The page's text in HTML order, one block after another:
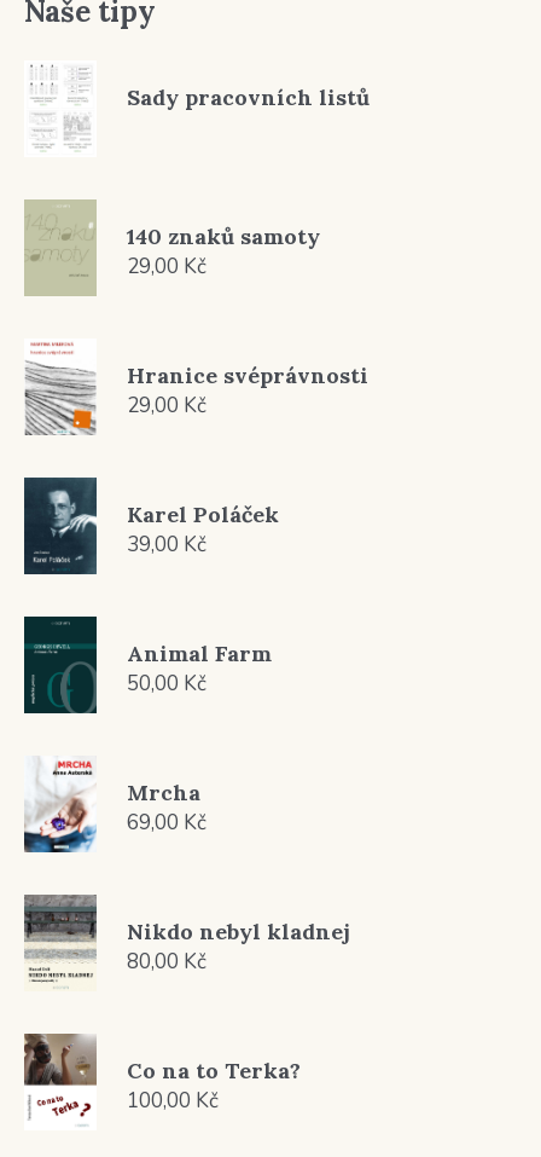
Naše tipy
Sady pracovních listů
140 znaků samoty
29,00 Kč
Hranice svéprávnosti
29,00 Kč
Karel Poláček
39,00 Kč
Animal Farm
50,00 Kč
Mrcha
69,00 Kč
Nikdo nebyl kladnej
80,00 Kč
Co na to Terka?
100,00 Kč